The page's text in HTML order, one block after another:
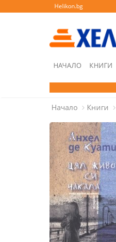
Helikon.bg
НАЧАЛО КНИГИ
Начало Книги